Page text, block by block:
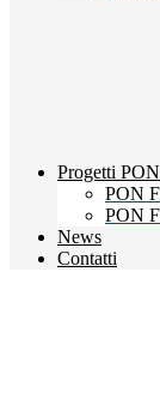
Progetti PON
PON
PON
News
Contatti